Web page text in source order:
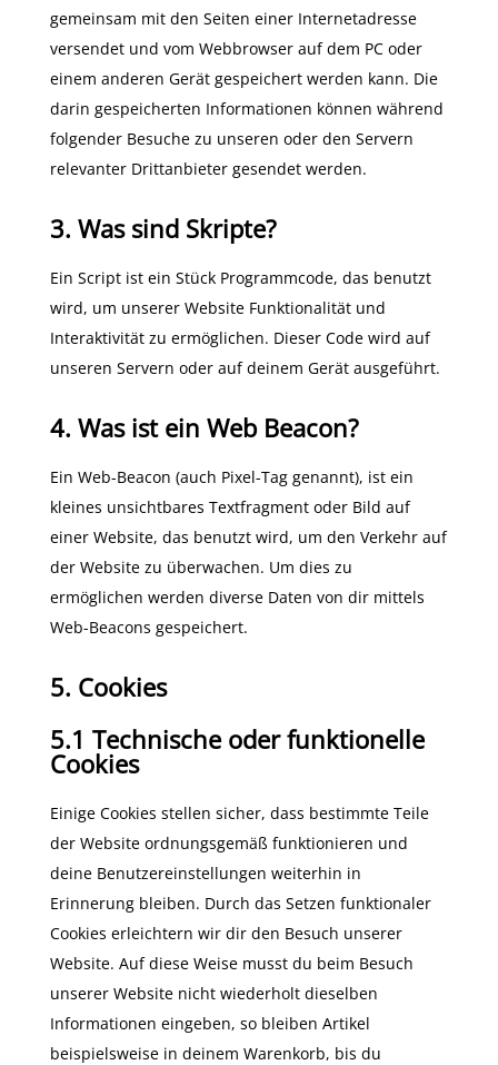
gemeinsam mit den Seiten einer Internetadresse
versendet und vom Webbrowser auf dem PC oder
einem anderen Gerät gespeichert werden kann. Die
darin gespeicherten Informationen können während
folgender Besuche zu unseren oder den Servern
relevanter Drittanbieter gesendet werden.
3. Was sind Skripte?
Ein Script ist ein Stück Programmcode, das benutzt
wird, um unserer Website Funktionalität und
Interaktivität zu ermöglichen. Dieser Code wird auf
unseren Servern oder auf deinem Gerät ausgeführt.
4. Was ist ein Web Beacon?
Ein Web-Beacon (auch Pixel-Tag genannt), ist ein
kleines unsichtbares Textfragment oder Bild auf
einer Website, das benutzt wird, um den Verkehr auf
der Website zu überwachen. Um dies zu
ermöglichen werden diverse Daten von dir mittels
Web-Beacons gespeichert.
5. Cookies
5.1 Technische oder funktionelle
Cookies
Einige Cookies stellen sicher, dass bestimmte Teile
der Website ordnungsgemäß funktionieren und
deine Benutzereinstellungen weiterhin in
Erinnerung bleiben. Durch das Setzen funktionaler
Cookies erleichtern wir dir den Besuch unserer
Website. Auf diese Weise musst du beim Besuch
unserer Website nicht wiederholt dieselben
Informationen eingeben, so bleiben Artikel
beispielsweise in deinem Warenkorb, bis du